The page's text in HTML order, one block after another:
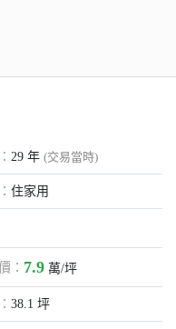
29 年 (交易當時)
住家用
： 7.9 萬/坪
38.1 坪